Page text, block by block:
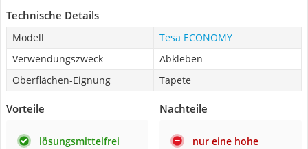
Technische Details
Modell
Tesa ECONOMY
Verwendungszweck
Abkleben
Oberflächen-Eignung
Tapete
Vorteile
lösungsmittelfrei
Nachteile
nur eine hohe